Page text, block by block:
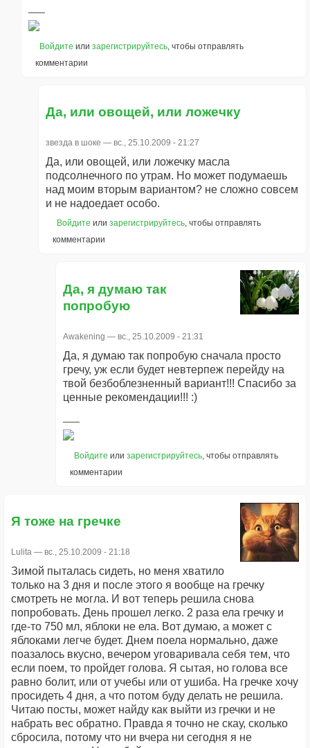
Войдите или зарегистрируйтесь, чтобы отправлять
комментарии
Да, или овощей, или ложечку
звезда в шоке — вс., 25.10.2009 - 21:27
Да, или овощей, или ложечку масла
подсолнечного по утрам. Но может подумаешь
над моим вторым вариантом? не сложно совсем
и не надоедает особо.
Войдите или зарегистрируйтесь, чтобы отправлять
комментарии
Да, я думаю так
попробую
Awakening — вс., 25.10.2009 - 21:31
Да, я думаю так попробую сначала просто
гречу, уж если будет невтерпеж перейду на
твой безбоблезненный вариант!!! Спасибо за
ценные рекомендации!!! :)
Войдите или зарегистрируйтесь , чтобы отправлять
комментарии
Я тоже на гречке
Lulita — вс., 25.10.2009 - 21:18
Зимой пыталась сидеть, но меня хватило
только на 3 дня и после этого я вообще на гречку
смотреть не могла. И вот теперь решила снова
попробовать. День прошел легко. 2 раза ела гречку и
где-то 750 мл, яблоки не ела. Вот думаю, а может с
яблоками легче будет. Днем поела нормально, даже
поазалось вкусно, вечером уговаривала себя тем, что
если поем, то пройдет голова. Я сытая, но голова все
равно болит, или от учебы или от ушиба. На гречке хочу
просидеть 4 дня, а что потом буду делать не решила.
Читаю посты, может найду как выйти из гречки и не
набрать вес обратно. Правда я точно не скау, сколько
сбросила, потому что ни вчера ни сегодня я не